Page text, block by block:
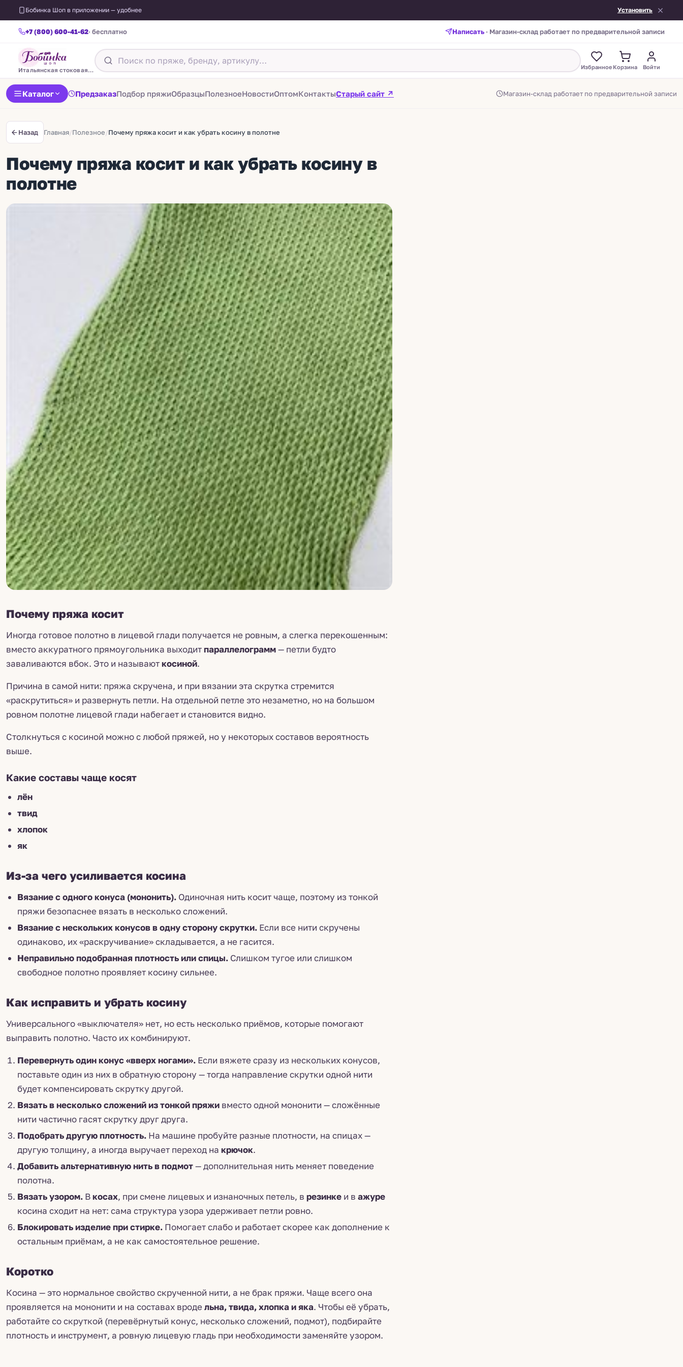
Бобинка Шоп в приложении — удобнее Установить
+7 (800) 600-41-62· бесплатно Написать · Магазин-склад работает по предварительной записи
Итальянская стоковая пряжа Избранное Корзина Войти
Каталог ПредзаказПодбор пряжиОбразцыПолезноеНовостиОптомКонтактыСтарый сайт ↗ Магазин-склад работает по предварительной записи
Назад Главная/Полезное/Почему пряжа косит и как убрать косину в полотне
Почему пряжа косит и как убрать косину в
полотне
Почему пряжа косит
Иногда готовое полотно в лицевой глади получается не ровным, а слегка перекошенным:
вместо аккуратного прямоугольника выходитпараллелограмм— петли будто
заваливаются вбок. Это и называюткосиной.
Причина в самой нити: пряжа скручена, и при вязании эта скрутка стремится
«раскрутиться» и развернуть петли. На отдельной петле это незаметно, но на большом
ровном полотне лицевой глади набегает и становится видно.
Столкнуться с косиной можно с любой пряжей, но у некоторых составов вероятность
выше.
Какие составы чаще косят
лён
твид
хлопок
як
Из-за чего усиливается косина
Вязание с одного конуса (мононить). Одиночная нить косит чаще, поэтому из тонкой
пряжи безопаснее вязать в несколько сложений.
Вязание с нескольких конусов в одну сторону скрутки. Если все нити скручены
одинаково, их «раскручивание» складывается, а не гасится.
Неправильно подобранная плотность или спицы. Слишком тугое или слишком
свободное полотно проявляет косину сильнее.
Как исправить и убрать косину
Универсального «выключателя» нет, но есть несколько приёмов, которые помогают
выправить полотно. Часто их комбинируют.
Перевернуть один конус «вверх ногами». Если вяжете сразу из нескольких конусов,
поставьте один из них в обратную сторону — тогда направление скрутки одной нити
будет компенсировать скрутку другой.
Вязать в несколько сложений из тонкой пряжи вместо одной мононити — сложённые
нити частично гасят скрутку друг друга.
Подобрать другую плотность. На машине пробуйте разные плотности, на спицах —
другую толщину, а иногда выручает переход на крючок.
Добавить альтернативную нить в подмот— дополнительная нить меняет поведение
полотна.
Вязать узором. Вкосах, при смене лицевых и изнаночных петель, в резинке и в ажуре
косина сходит на нет: сама структура узора удерживает петли ровно.
Блокировать изделие при стирке. Помогает слабо и работает скорее как дополнение к
остальным приёмам, а не как самостоятельное решение.
Коротко
Косина — это нормальное свойство скрученной нити, а не брак пряжи. Чаще всего она
проявляется на мононити и на составах вроде льна, твида, хлопка и яка. Чтобы её убрать,
работайте со скруткой (перевёрнутый конус, несколько сложений, подмот), подбирайте
плотность и инструмент, а ровную лицевую гладь при необходимости заменяйте узором.